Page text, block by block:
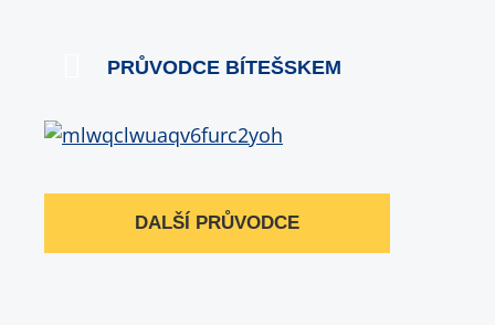
PRŮVODCE BÍTEŠSKEM
DALŠÍ PRŮVODCE